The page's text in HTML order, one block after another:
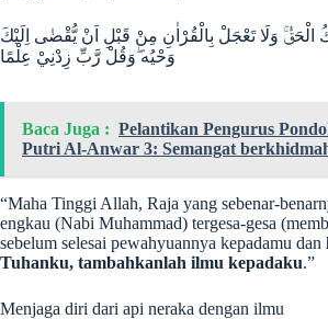
الْحَقُّۚ وَلَا تَعْجَلْ بِالْقُرْاٰنِ مِنْ قَبْلِ اَنْ يُّقْضٰى اِلَيْكَ
وَحْيُه ۖوَقُلْ رَّبِّ زِدْنِيْ عِلْمًا
Baca Juga : Pelantikan Pengurus
Putri Al-Anwar 3: Semangat
“Maha Tinggi Allah, Raja yang sebenar-
engkau (Nabi Muhammad) tergesa-gesa
sebelum selesai pewahyuannya kepadamu dan
Tuhanku, tambahkanlah ilmu kepadaku.”
Menjaga diri dari api neraka dengan ilmu